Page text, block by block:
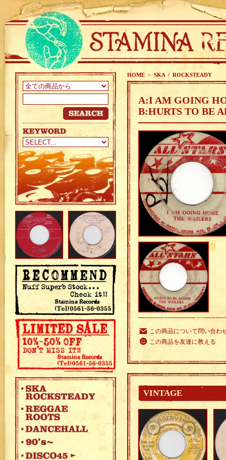
HOME > SKA / ROCKSTEADY
A:I AM GOING
B:HURTS TO BE
この商品について問い合わ
この商品を友達に教える
VINTAGE